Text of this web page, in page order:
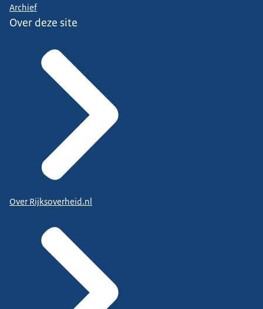
Archief
Over deze site
Over Rijksoverheid.nl